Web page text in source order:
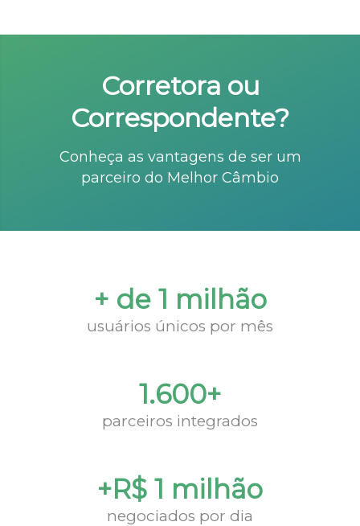
Corretora ou
Correspondente?
Conheça as vantagens de ser um
parceiro do Melhor Câmbio
+ de 1 milhão
usuários únicos por mês
1.600+
parceiros integrados
+R$ 1 milhão
negociados por dia